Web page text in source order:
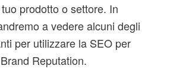
prodotto o settore. In
a vedere alcuni degli
per utilizzare la SEO per
Reputation.